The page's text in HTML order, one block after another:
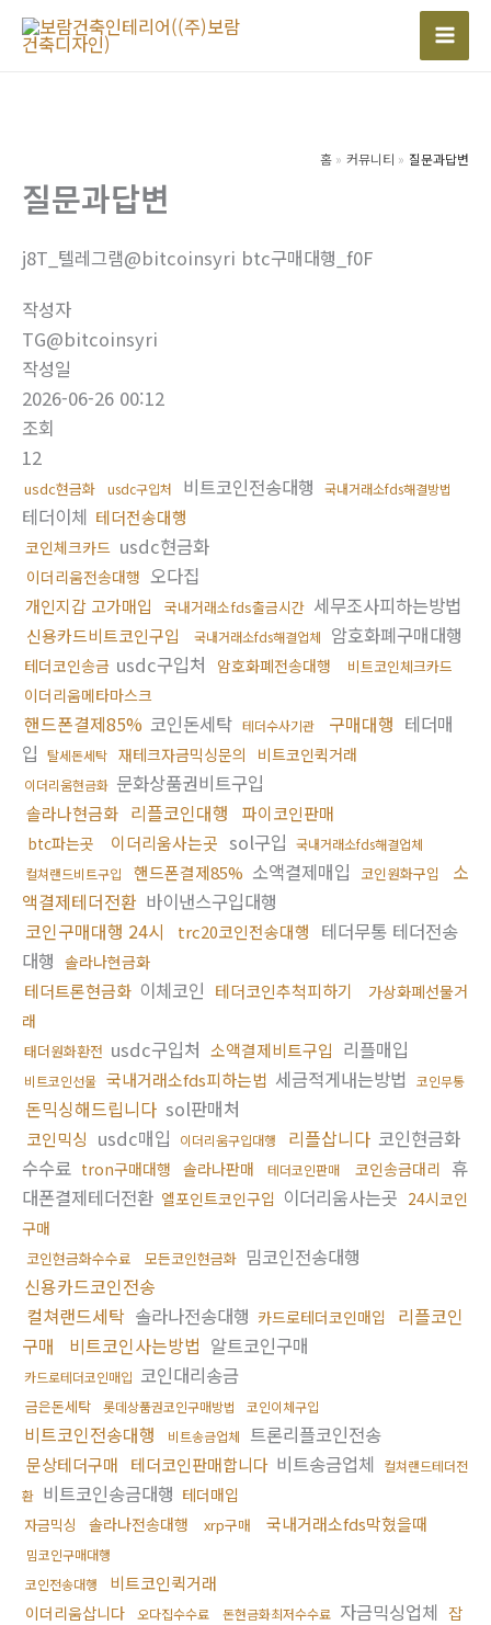
Main
홈 커뮤니티 질문과답변
질문과답변
j8T_텔레그램@bitcoinsyri btc구매대행_f0F
작성자
TG@bitcoinsyri
작성일
2026-06-26 00:12
조회
12
usdc현금화 usdc구입처 비트코인전송대행 국내거래소fds해결방법
테더이체 테더전송대행
코인체크카드 usdc현금화
이더리움전송대행 오다집
개인지갑 고가매입 국내거래소fds출금시간 세무조사피하는방법
신용카드비트코인구입 국내거래소fds해결업체 암호화폐구매대행
테더코인송금 usdc구입처 암호화폐전송대행 비트코인체크카드
이더리움메타마스크
핸드폰결제85% 코인돈세탁 테더수사기관 구매대행 테더매
입 탈세돈세탁 재테크자금믹싱문의 비트코인퀵거래
이더리움현금화 문화상품권비트구입
솔라나현금화 리플코인대행 파이코인판매
btc파는곳 이더리움사는곳 sol구입 국내거래소fds해결업체
컬쳐랜드비트구입
핸드폰결제85% 소액결제매입 코인원화구입
소
액결제테더전환 바이낸스구입대행
코인구매대행 24시
trc20코인전송대행
테더무통 테더전송
대행 솔라나현금화
테더트론현금화 이체코인 테더코인추척피하기
가상화폐선물거
래
태더원화환전 usdc구입처 소액결제비트구입 리플매입
비트코인선물 국내거래소fds피하는법 세금적게내는방법 코인무통
돈믹싱해드립니다 sol판매처
코인믹싱 usdc매입 이더리움구입대행 리플삽니다 코인현금화
수수료 tron구매대행 솔라나판매 테더코인판매 코인송금대리 휴
대폰결제테더전환 엘포인트코인구입 이더리움사는곳 24시코인
구매
코인현금화수수료 모든코인현금화 밈코인전송대행
신용카드코인전송
컬쳐랜드세탁 솔라나전송대행 카드로테더코인매입
리플코인
구매
비트코인사는방법 알트코인구매
카드로테더코인매입 코인대리송금
금은돈세탁 롯데상품권코인구매방법 코인이체구입
비트코인전송대행 비트송금업체 트론리플코인전송
문상테더구매 테더코인판매합니다 비트송금업체
컬쳐랜드테더전
환 비트코인송금대행 테더매입
자금믹싱 솔라나전송대행 xrp구매 국내거래소fds막혔을때
밈코인구매대행
코인전송대행
비트코인퀵거래
이더리움삽니다 오다집수수료 돈현금화최저수수료 자금믹싱업체 잡